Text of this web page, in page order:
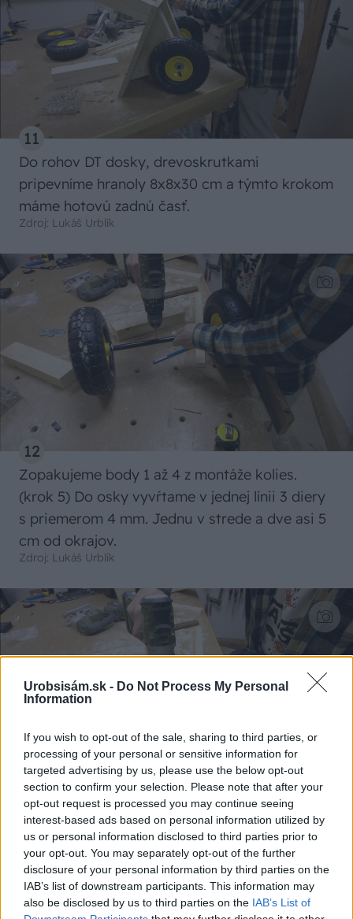
Urobsisám.sk - Do Not Process My Personal
Information
If you wish to opt-out of the sale, sharing to third parties, or
processing of your personal or sensitive information for
targeted advertising by us, please use the below opt-out
section to confirm your selection. Please note that after your
opt-out request is processed you may continue seeing
interest-based ads based on personal information utilized by
us or personal information disclosed to third parties prior to
your opt-out. You may separately opt-out of the further
disclosure of your personal information by third parties on the
IAB’s list of downstream participants. This information may
also be disclosed by us to third parties on the IAB’s List of
11
Do rohov DT dosky, drevoskrutkami
pripevníme hranoly 8x8x30 cm a týmto krokom
máme hotovú zadnú časť.
Zdroj: Lukáš Urblík
12
Zopakujeme body 1 až 4 z montáže kolies.
(krok 5) Do osky vyvŕtame v jednej línii 3 diery
s priemerom 4 mm. Jednu v strede a dve asi 5
cm od okrajov.
Zdroj: Lukáš Urblík
13
Do vyvŕtaných dier vložíme drevoskrutky 4x80
mm a pripevníme hranol 5x8x35 cm.
Zdroj: Lukáš Urblík